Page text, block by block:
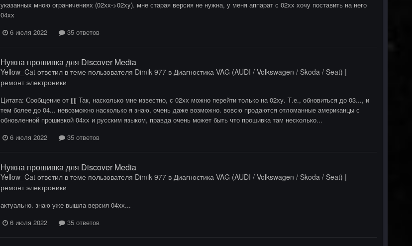
указанных мною ограничениях (02хх->02xy). мне старая версия не нужна, у меня аппарат с 02хх хочу поставить на него
04хх
6 июля 2022
35 ответов
Нужна прошивка для Discover Media
Yellow_Catответил в теме пользователя Dimik 977в Диагностика VAG (AUDI / Volkswagen / Skoda / Seat) |
ремонт электроники
Цитата: Сообщение от jjjj Так, насколько мне известно, с 02хх можно перейти только на 02ху. Т.е., обновиться до 03..., и
тем более до 04... невозможно насколько я знаю, очень даже возможно. вовсю продаются отломанные американцы с
обновленной прошивкой 04хх и русским языком, правда очень может быть что прошивка там несколько...
6 июля 2022
35 ответов
Нужна прошивка для Discover Media
Yellow_Catответил в теме пользователя Dimik 977в Диагностика VAG (AUDI / Volkswagen / Skoda / Seat) |
ремонт электроники
актуально. знаю уже вышла версия 04хх...
6 июля 2022
35 ответов